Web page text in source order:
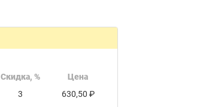
Скидка, %
Цена
3 630,50 ₽